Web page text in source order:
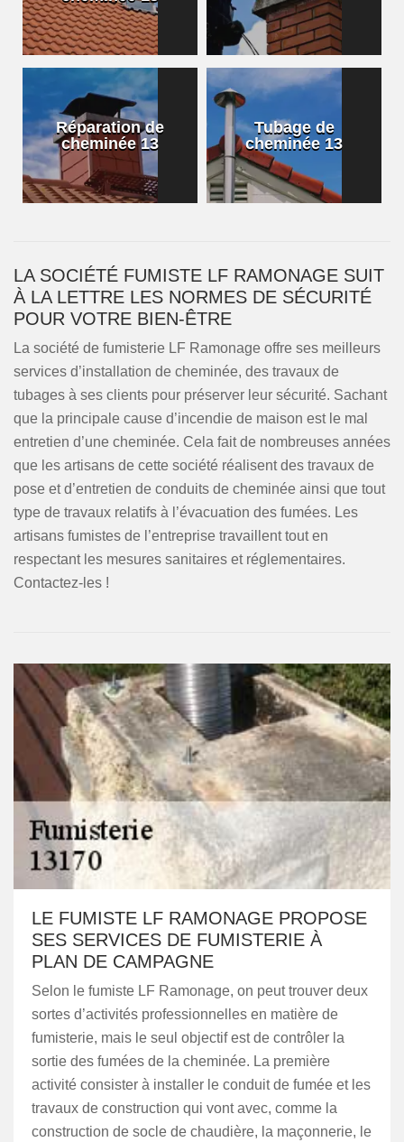
Réparation de
cheminée 13
Tubage de
cheminée 13
LA SOCIÉTÉ FUMISTE LF RAMONAGE SUIT
À LA LETTRE LES NORMES DE SÉCURITÉ
POUR VOTRE BIEN-ÊTRE
La société de fumisterie LF Ramonage offre ses meilleurs
services d’installation de cheminée, des travaux de
tubages à ses clients pour préserver leur sécurité. Sachant
que la principale cause d’incendie de maison est le mal
entretien d’une cheminée. Cela fait de nombreuses années
que les artisans de cette société réalisent des travaux de
pose et d’entretien de conduits de cheminée ainsi que tout
type de travaux relatifs à l’évacuation des fumées. Les
artisans fumistes de l’entreprise travaillent tout en
respectant les mesures sanitaires et réglementaires.
Contactez-les !
LE FUMISTE LF RAMONAGE PROPOSE
SES SERVICES DE FUMISTERIE À
PLAN DE CAMPAGNE
Selon le fumiste LF Ramonage, on peut trouver deux
sortes d’activités professionnelles en matière de
fumisterie, mais le seul objectif est de contrôler la
sortie des fumées de la cheminée. La première
activité consister à installer le conduit de fumée et les
travaux de construction qui vont avec, comme la
construction de socle de chaudière, la maçonnerie, le